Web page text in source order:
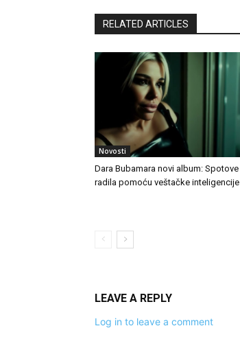
RELATED ARTICLES
Novosti
Dara Bubamara novi album: Spotove
radila pomoću veštačke inteligencije
LEAVE A REPLY
Log in to leave a comment